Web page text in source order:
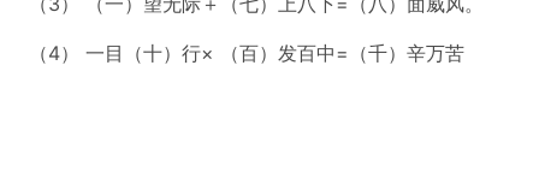
（4） 一目（十）行× （百）发百中=（千）辛万苦